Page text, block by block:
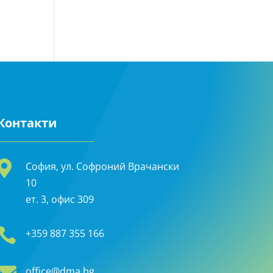
София, ул. Софроний Врачански
10
ет. 3, офис 309
+359 887 355 166